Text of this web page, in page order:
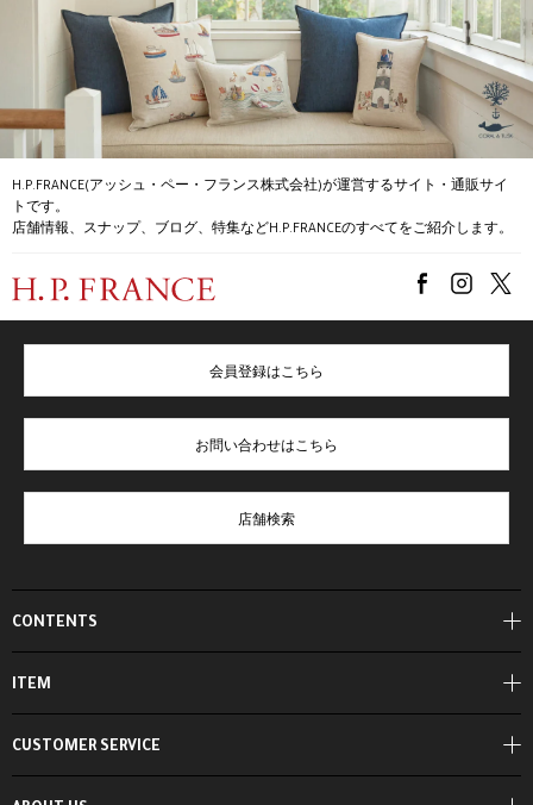
H.P.FRANCE(アッシュ・ペー・フランス株式会社)が運営するサイト・通販サイ
トです。
店舗情報、スナップ、ブログ、特集などH.P.FRANCEのすべてをご紹介します。
CONTENTS
ITEM
会員登録はこちら
お問い合わせはこちら
店舗検索
CUSTOMER SERVICE